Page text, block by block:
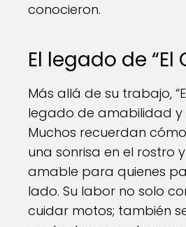
conocieron.
El legado de “El
Más allá de su trabajo,
legado de amabilidad y
Muchos recuerdan
una sonrisa en el rostro
amable para quienes
lado. Su labor no solo
cuidar motos; también